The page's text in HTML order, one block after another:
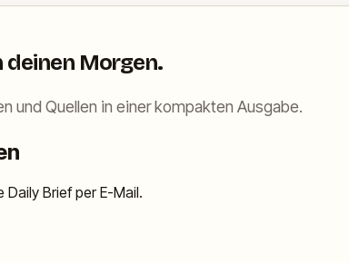
deinen Morgen.
und Quellen in einer kompakten Ausgabe.
Brief per E-Mail.